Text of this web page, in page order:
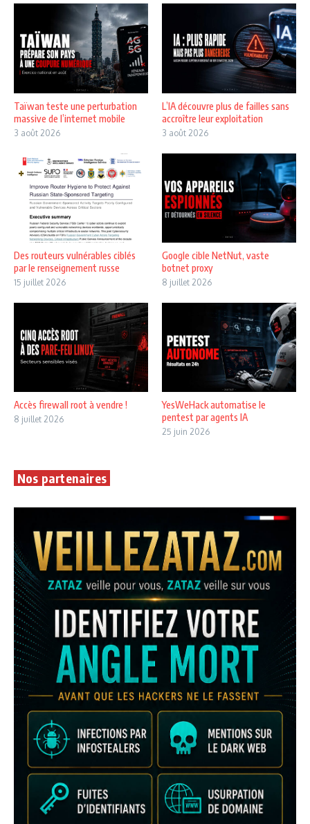
Taïwan teste une perturbation
massive de l’internet mobile
3 août 2026
L’IA découvre plus de failles sans
accroître leur exploitation
3 août 2026
Des routeurs vulnérables ciblés
par le renseignement russe
15 juillet 2026
Google cible NetNut, vaste
botnet proxy
8 juillet 2026
Accès firewall root à vendre !
8 juillet 2026
YesWeHack automatise le
pentest par agents IA
25 juin 2026
Nos partenaires